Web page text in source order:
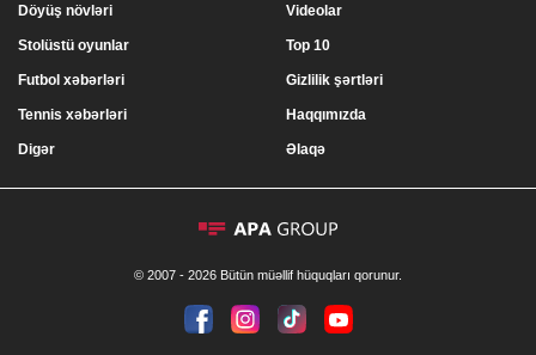
Döyüş növləri
Stolüstü oyunlar
Videolar
Top 10
Futbol xəbərləri
Tennis xəbərləri
Digər
Gizlilik şərtləri
Haqqımızda
Əlaqə
© 2007 - 2026 Bütün müəllif hüquqları qorunur.